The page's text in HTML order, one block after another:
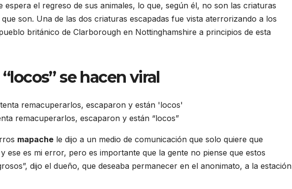
espera el regreso de sus animales, lo que, según él, no son las criaturas
son. Una de las dos criaturas escapadas fue vista aterrorizando a los
británico de Clarborough en Nottinghamshire a principios de esta
se hacen viral
remacuperarlos, escaparon y están “locos”
mapache le dijo a un medio de comunicación que solo quiere que
ese es mi error, pero es importante que la gente no piense que estos
dijo el dueño, que deseaba permanecer en el anonimato, a la estación